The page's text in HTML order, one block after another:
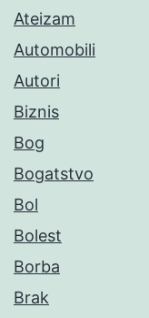
Ateizam
Automobili
Autori
Biznis
Bog
Bogatstvo
Bol
Bolest
Borba
Brak